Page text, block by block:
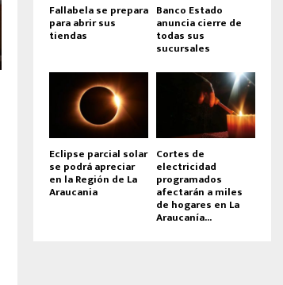
Fallabela se prepara
para abrir sus
tiendas
Banco Estado
anuncia cierre de
todas sus
sucursales
Eclipse parcial solar
se podrá apreciar
en la Región de La
Araucania
Cortes de
electricidad
programados
afectarán a miles
de hogares en La
Araucanía...